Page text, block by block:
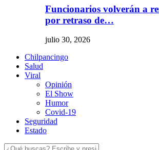
Funcionarios volverán a
por retraso de…
julio 30, 2026
Chilpancingo
Salud
Viral
Opinión
El Show
Humor
Covid-19
Seguridad
Estado